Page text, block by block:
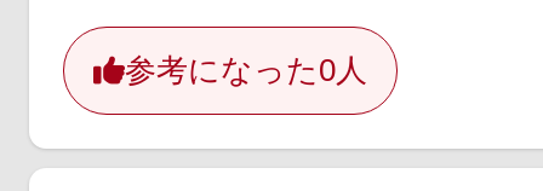
参考になった0人